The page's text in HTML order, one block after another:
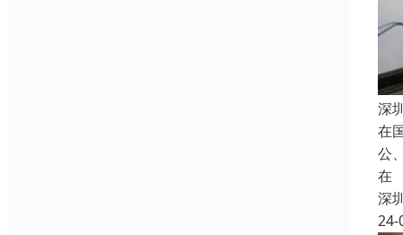
深
在
公
在
深
24-